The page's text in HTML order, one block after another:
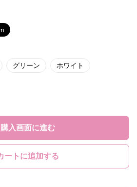
グリーン ホワイト
購入画面に進む
ートに追加する